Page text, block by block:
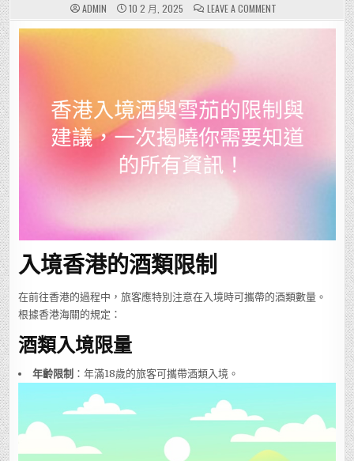
ADMIN 10 2 月, 2025 LEAVE A COMMENTON
香
港
限
制
與
建
議，
一
所
入境香港的酒類限制
在前往香港的過程中，旅客應特別注意在入境時可攜帶的酒類數量。
根據香港海關的規定：
酒類入境限量
年齡限制 ：年滿18歲的旅客可攜帶酒類入境。